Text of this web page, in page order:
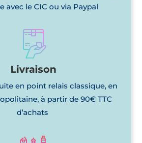
avec le CIC ou via Paypal
Livraison
en point relais classique, en
à partir de 90€ TTC
d’achats